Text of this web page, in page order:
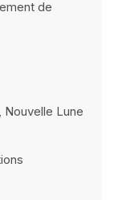
de
Nouvelle Lune